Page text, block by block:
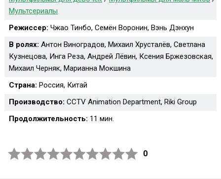
Мультсериалы
Режиссер: Чжао Тинбо, Семён Воронин, Вэнь Дэнхун
В ролях: Антон Виноградов, Михаил Хрусталёв, Светлана
Кузнецова, Инга Реза, Андрей Лёвин, Ксения Бржезовская,
Михаил Черняк, Марианна Мокшина
Страна: Россия, Китай
Производство: CCTV Animation Department, Riki Group
Продолжительность: 11 мин.
0